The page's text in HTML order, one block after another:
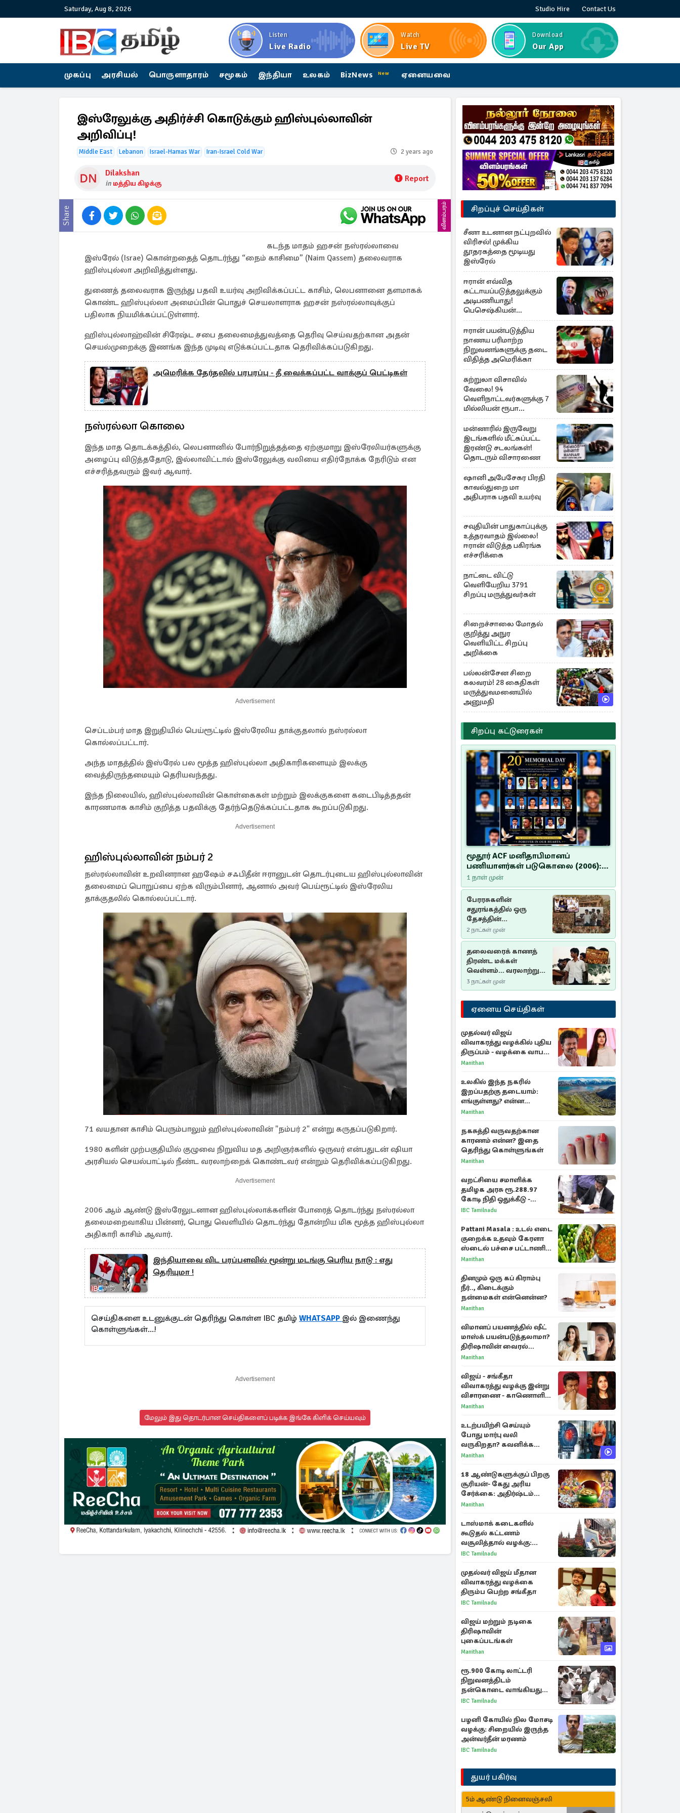
Saturday, Aug 8, 2026 Studio Hire Contact Us
Listen
Live Radio
Watch
Live TV
Download
Our App
முகப்பு அரசியல் பொருளாதாரம் சமூகம் இந்தியா உலகம் BizNews New ஏனையவை
இஸ்ரேலுக்கு அதிர்ச்சி கொடுக்கும் ஹிஸ்புல்லாவின்
அறிவிப்பு!
Middle East Lebanon Israel-Hamas War Iran-Israel Cold War 2 years ago
Dilakshan
in மத்திய கிழக்கு Report
Share விளம்பரம்
கடந்த மாதம் ஹசன் நஸ்ரல்லாவை
இஸ்ரேல் (Israe) கொன்றதைத் தொடர்ந்து “நைம் காசிமை” (Naim Qassem) தலைவராக
ஹிஸ்புல்லா அறிவித்துள்ளது.
துணைத் தலைவராக இருந்து பதவி உயர்வு அறிவிக்கப்பட்ட காசிம், லெபனானை தளமாகக்
கொண்ட ஹிஸ்புல்லா அமைப்பின் பொதுச் செயலாளராக ஹசன் நஸ்ரல்லாவுக்குப்
பதிலாக நியமிக்கப்பட்டுள்ளார்.
ஹிஸ்புல்லாஹ்வின் சிரேஷ்ட சபை தலைமைத்துவத்தை தெரிவு செய்வதற்கான அதன்
செயல்முறைக்கு இணங்க இந்த முடிவு எடுக்கப்பட்டதாக தெரிவிக்கப்படுகிறது.
அமெரிக்க தேர்தலில் பரபரப்பு - தீ வைக்கப்பட்ட வாக்குப் பெட்டிகள்
நஸ்ரல்லா கொலை
இந்த மாத தொடக்கத்தில், லெபனானில் போர்நிறுத்தத்தை ஏற்குமாறு இஸ்ரேலியர்களுக்கு
அழைப்பு விடுத்ததோடு, இல்லாவிட்டால் இஸ்ரேலுக்கு வலியை எதிர்நோக்க நேரிடும் என
எச்சரித்தவரும் இவர் ஆவார்.
Advertisement
செப்டம்பர் மாத இறுதியில் பெய்ரூட்டில் இஸ்ரேலிய தாக்குதலால் நஸ்ரல்லா
கொல்லப்பட்டார்.
அந்த மாதத்தில் இஸ்ரேல் பல மூத்த ஹிஸ்புல்லா அதிகாரிகளையும் இலக்கு
வைத்திருந்தமையும் தெரியவந்தது.
இந்த நிலையில், ஹிஸ்புல்லாவின் கொள்கைகள் மற்றும் இலக்குகளை கடைபிடித்ததன்
காரணமாக காசிம் குறித்த பதவிக்கு தேர்ந்தெடுக்கப்பட்டதாக கூறப்படுகிறது.
Advertisement
ஹிஸ்புல்லாவின் நம்பர் 2
நஸ்ரல்லாவின் உறவினரான ஹஷேம் சஃபிதீன் ஈரானுடன் தொடர்புடைய ஹிஸ்புல்லாவின்
தலைமைப் பொறுப்பை ஏற்க விரும்பினார், ஆனால் அவர் பெய்ரூட்டில் இஸ்ரேலிய
தாக்குதலில் கொல்லப்பட்டார்.
71 வயதான காசிம் பெரும்பாலும் ஹிஸ்புல்லாவின் "நம்பர் 2" என்று கருதப்படுகிறார்.
1980 களின் முற்பகுதியில் குழுவை நிறுவிய மத அறிஞர்களில் ஒருவர் என்பதுடன் ஷியா
அரசியல் செயல்பாட்டில் நீண்ட வரலாற்றைக் கொண்டவர் என்றும் தெரிவிக்கப்படுகிறது.
Advertisement
2006 ஆம் ஆண்டு இஸ்ரேலுடனான ஹிஸ்புல்லாக்களின் போரைத் தொடர்ந்து நஸ்ரல்லா
தலைமறைவாகிய பின்னர், பொது வெளியில் தொடர்ந்து தோன்றிய மிக மூத்த ஹிஸ்புல்லா
அதிகாரி காசிம் ஆவார்.
இந்தியாவை விட பரப்பளவில் மூன்று மடங்கு பெரிய நாடு : எது
தெரியுமா !
செய்திகளை உடனுக்குடன் தெரிந்து கொள்ள IBC தமிழ் WHATSAPP இல் இணைந்து
கொள்ளுங்கள்...!
Advertisement
மேலும் இது தொடர்பான செய்திகளைப் படிக்க இங்கே கிளிக் செய்யவும்
சிறப்புச் செய்திகள்
சீனா உடனான நட்புறவில்
விரிசல்! முக்கிய
தூதரகத்தை மூடியது
இஸ்ரேல்
ஈரான் எவ்வித
கட்டாயப்படுத்தலுக்கும்
அடிபணியாது!
பெசெஷ்கியன்
அறிவிப்பு
ஈரான் பயன்படுத்திய
நாணய பரிமாற்ற
நிறுவனங்களுக்கு தடை
விதித்த அமெரிக்கா
சுற்றுலா விசாவில்
வேலை! 94
வெளிநாட்டவர்களுக்கு 7
மில்லியன் ரூபா
அபராதம்
மன்னாரில் இருவேறு
இடங்களில் மீட்கப்பட்ட
இரண்டு சடலங்கள்!
தொடரும் விசாரணை
ஷானி அபேசேகர பிரதி
காவல்துறை மா
அதிபராக பதவி உயர்வு
சவுதியின் பாதுகாப்புக்கு
உத்தரவாதம் இல்லை!
ஈரான் விடுத்த பகிரங்க
எச்சரிக்கை
நாட்டை விட்டு
வெளியேறிய 3791
சிறப்பு மருத்துவர்கள்
சிறைச்சாலை மோதல்
குறித்து அநுர
வெளியிட்ட சிறப்பு
அறிக்கை
பல்லன்சேன சிறை
கலவரம்! 28 கைதிகள்
மருத்துவமனையில்
அனுமதி
சிறப்பு கட்டுரைகள்
மூதூர் ACF மனிதாபிமானப்
பணியாளர்கள் படுகொலை (2006):
20 ஆண்டுகளாகியும் நீதி
மறுக்கப்பட்ட மனிதாபிமானப்
பேரவலம்
1 நாள் முன்
பேரரசுகளின்
சதுரங்கத்தில் ஒரு
தேசத்தின்
தீர்க்கதரிசனம் :
சுதுமலை பிரகடனம்
ஒரு வரலாற்றுப் பாடம்
2 நாட்கள் முன்
தலைவரைக் காணத்
திரண்ட மக்கள்
வெள்ளம்... வரலாற்றுச்
சிறப்புமிக்க சுதுமலைப்
பிரகடனம்…
3 நாட்கள் முன்
ஏனைய செய்திகள்
முதல்வர் விஜய்
விவாகரத்து வழக்கில் புதிய
திருப்பம் - வழக்கை வாபஸ்
பெற்ற சங்கீதா!
Manithan
உலகில் இந்த நகரில்
இறப்பதற்கு தடையாம்:
எங்குள்ளது? என்ன
காரணம் தெரியுமா?
Manithan
நகசுத்தி வருவதற்கான
காரணம் என்ன? இதை
தெரிந்து கொள்ளுங்கள்
Manithan
வறட்சியை சமாளிக்க
தமிழக அரசு ரூ.288.97
கோடி நிதி ஒதுக்கீடு -
வெளியான அரசாணை
IBC Tamilnadu
Pattani Masala : உடல் எடை
குறைக்க உதவும் கேரளா
ஸ்டைல் பச்சை பட்டாணி
கிரேவி
Manithan
தினமும் ஒரு கப் கிராம்பு
நீர்.., கிடைக்கும்
நன்மைகள் என்னென்ன?
Manithan
விமானப் பயணத்தில் ஷீட்
மாஸ்க் பயன்படுத்தலாமா?
திரிஷாவின் வைரல்
செல்ஃபிக்கு மருத்துவர்
Manithan
விஜய் - சங்கீதா
விவாகரத்து வழக்கு இன்று
விசாரணை - காணொளி
மூலம் ஆஜராக வாய்ப்பு
Manithan
உடற்பயிற்சி செய்யும்
போது மார்பு வலி
வருகிறதா? கவனிக்க
வேண்டிய எச்சரிக்கை
Manithan
18 ஆண்டுகளுக்குப் பிறகு
சூரியன்- கேது அரிய
சேர்க்கை: அதிர்ஷ்டம்
பெறும் 3 ராசிகள்!
Manithan
டாஸ்மாக் கடைகளில்
கூடுதல் கட்டணம்
வசூலித்தால் வழக்கு:
சென்னை உயர்நீதிமன்றம்
IBC Tamilnadu
முதல்வர் விஜய் மீதான
விவாகரத்து வழக்கை
திரும்ப பெற்ற சங்கீதா
IBC Tamilnadu
விஜய் மற்றும் நடிகை
திரிஷாவின்
புகைப்படங்கள்
Manithan
ரூ.900 கோடி லாட்டரி
நிறுவனத்திடம்
நன்கொடை வாங்கியது
ஏன்? உதயநிதி - ஆதவ்
IBC Tamilnadu
பழனி கோயில் நில மோசடி
வழக்கு: சிறையில் இருந்த
அன்வர்தீன் மரணம்
IBC Tamilnadu
துயர் பகிர்வு
5ம் ஆண்டு நினைவஞ்சலி